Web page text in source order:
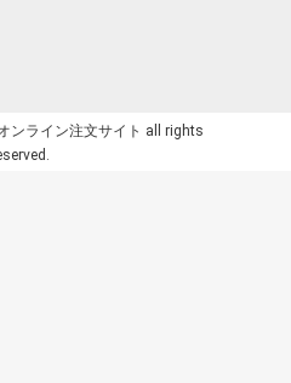
ライン注文サイト all rights